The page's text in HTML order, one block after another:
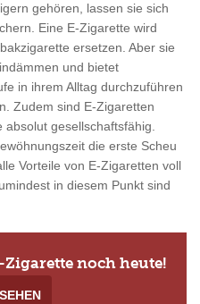
gehören, lassen sie sich
Eine E-Zigarette wird
ersetzen. Aber sie
und bietet
in ihrem Alltag durchzuführen
Zudem sind E-Zigaretten
absolut gesellschaftsfähig.
die erste Scheu
Vorteile von E-Zigaretten voll
in diesem Punkt sind
noch heute!